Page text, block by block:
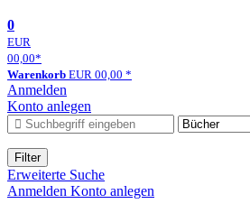
0
EUR
00,00*
Warenkorb EUR 00,00 *
Anmelden
Konto anlegen
Filter
Erweiterte Suche
Anmelden Konto anlegen